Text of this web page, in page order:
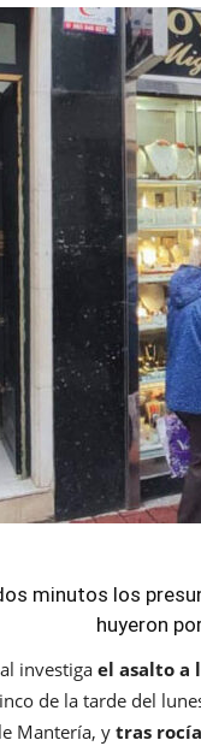
minutos los
huyeron
investigael asalto a
de la tarde del
Mantería, y tras